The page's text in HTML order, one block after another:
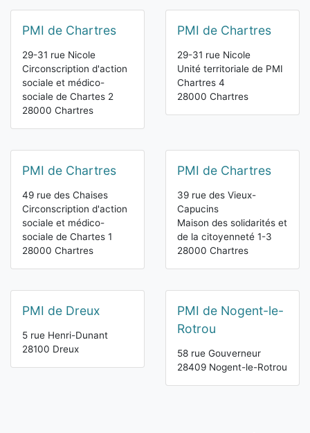
PMI de Chartres
29-31 rue Nicole
Circonscription d'action
sociale et médico-
sociale de Chartes 2
28000 Chartres
PMI de Chartres
29-31 rue Nicole
Unité territoriale de PMI
Chartres 4
28000 Chartres
PMI de Chartres
49 rue des Chaises
Circonscription d'action
sociale et médico-
sociale de Chartes 1
28000 Chartres
PMI de Chartres
39 rue des Vieux-
Capucins
Maison des solidarités et
de la citoyenneté 1-3
28000 Chartres
PMI de Dreux
5 rue Henri-Dunant
28100 Dreux
PMI de Nogent-le-
Rotrou
58 rue Gouverneur
28409 Nogent-le-Rotrou